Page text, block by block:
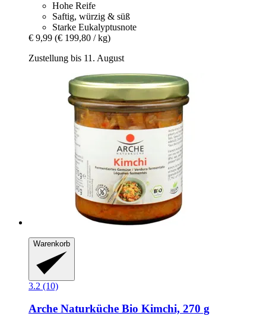
Hohe Reife
Saftig, würzig & süß
Starke Eukalyptusnote
€ 9,99 (€ 199,80 / kg)
Zustellung bis 11. August
Warenkorb
3.2 (10)
Arche Naturküche Bio Kimchi, 270 g